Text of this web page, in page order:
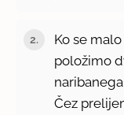
Ko se
položimo
Čez